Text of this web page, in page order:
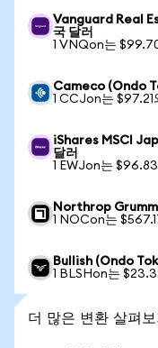
Vanguard Real
국 달러
1 VNQon는
Cameco (Ondo
1 CCJon는 $97.21
iShares MSCI
달러
1 EWJon는
Northrop
1 NOCon는
Bullish (Ondo
1 BLSHon는
더 많은 변환 살펴보